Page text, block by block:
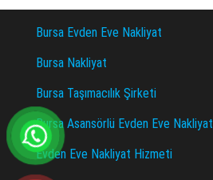
Bursa Evden Eve Nakliyat
Bursa Nakliyat
Bursa Taşımacılık Şirketi
Bursa Asansörlü Evden Eve Nakliyat
Evden Eve Nakliyat Hizmeti